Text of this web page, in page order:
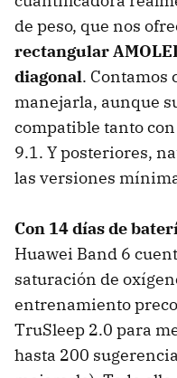
de peso, que nos
rectangular
diagonal. Contamos
manejarla, aunque
compatible tanto
9.1. Y posteriores,
las versiones
Con 14 días de
Huawei Band 6
saturación de
entrenamiento
TruSleep 2.0 para
hasta 200